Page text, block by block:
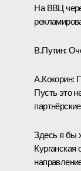
На ВВЦ
В.Путин:
А.Кокорин:
Пусть это
Здесь я бы
Курганская